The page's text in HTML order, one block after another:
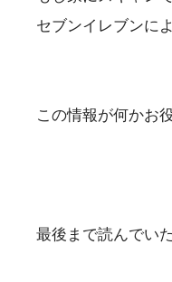
セブンイレブンに
この情報が何かお
最後まで読んでい